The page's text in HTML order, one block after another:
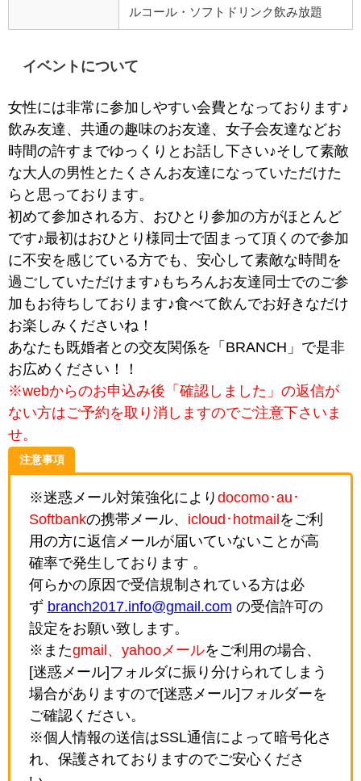
ルコール・ソフトドリンク飲み放題
イベントについて
女性には非常に参加しやすい会費となっております♪
飲み友達、共通の趣味のお友達、女子会友達などお
時間の許すまでゆっくりとお話し下さい♪そして素敵
な大人の男性とたくさんお友達になっていただけた
らと思っております。
初めて参加される方、おひとり参加の方がほとんど
です♪最初はおひとり様同士で固まって頂くので参加
に不安を感じている方でも、安心して素敵な時間を
過ごしていただけます♪もちろんお友達同士でのご参
加もお待ちしております♪食べて飲んでお好きなだけ
お楽しみくださいね！
あなたも既婚者との交友関係を「BRANCH」で是非
お広めください！！
※webからのお申込み後「確認しました」の返信が
ない方はご予約を取り消しますのでご注意下さいま
せ。
注意事項
※迷惑メール対策強化により docomo･au･
Softbankの携帯メール、 icloud･hotmail をご利
用の方に返信メールが届いていないことが高
確率で発生しております 。
何らかの原因で受信規制されている方は必
ず branch2017.info@gmail.com の受信許可の
設定をお願い致します。
※またgmail、yahooメールをご利用の場合、
[迷惑メール]フォルダに振り分けられてしまう
場合がありますので[迷惑メール]フォルダーを
ご確認ください。
※個人情報の送信はSSL通信によって暗号化さ
れ、保護されておりますのでご安心くださ